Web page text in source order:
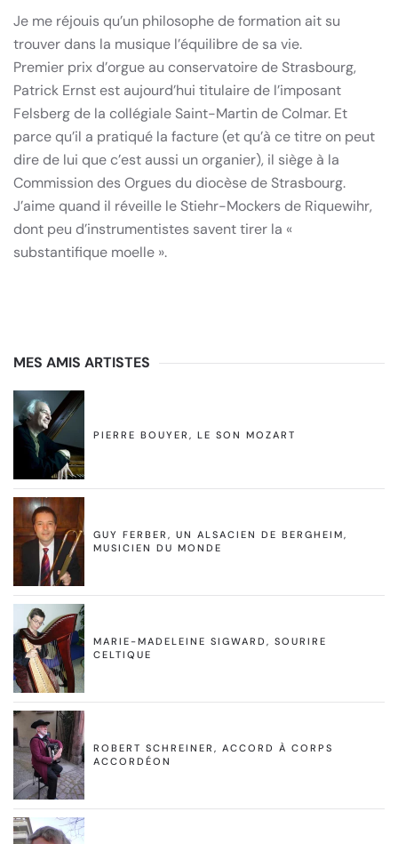
Je me réjouis qu’un philosophe de formation ait su
trouver dans la musique l’équilibre de sa vie.
Premier prix d’orgue au conservatoire de Strasbourg,
Patrick Ernst est aujourd’hui titulaire de l’imposant
Felsberg de la collégiale Saint-Martin de Colmar. Et
parce qu’il a pratiqué la facture (et qu’à ce titre on peut
dire de lui que c’est aussi un organier), il siège à la
Commission des Orgues du diocèse de Strasbourg.
J’aime quand il réveille le Stiehr-Mockers de Riquewihr,
dont peu d’instrumentistes savent tirer la «
substantifique moelle ».
MES AMIS ARTISTES
PIERRE BOUYER, LE SON MOZART
GUY FERBER, UN ALSACIEN DE BERGHEIM,
MUSICIEN DU MONDE
MARIE-MADELEINE SIGWARD, SOURIRE
CELTIQUE
ROBERT SCHREINER, ACCORD À CORPS
ACCORDÉON